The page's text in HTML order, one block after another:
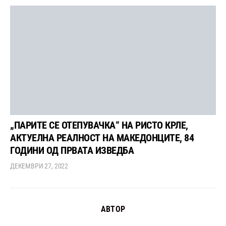
„ПАРИТЕ СЕ ОТЕПУВАЧКА“ НА РИСТО КРЛЕ,
АКТУЕЛНА РЕАЛНОСТ НА МАКЕДОНЦИТЕ, 84
ГОДИНИ ОД ПРВАТА ИЗВЕДБА
ДЕКЕМВРИ 27, 2022
АВТОР